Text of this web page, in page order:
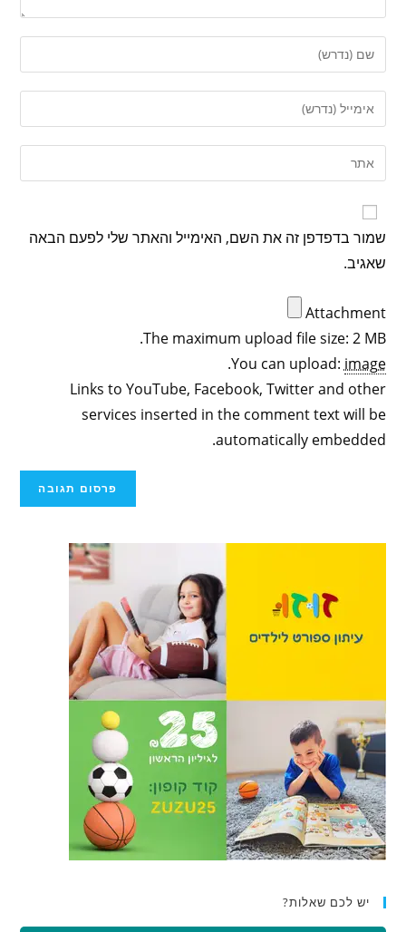
שמור בדפדפן זה את השם, האימייל והאתר שלי לפעם הבאה
שאגיב.
Attachment
The maximum upload file size: 2 MB.
You can upload: image
.
Links to YouTube, Facebook, Twitter and other
services inserted in the comment text will be
automatically embedded.
יש לכם שאלות?